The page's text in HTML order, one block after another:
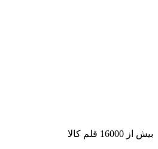
بیش از 16000 قلم کالا